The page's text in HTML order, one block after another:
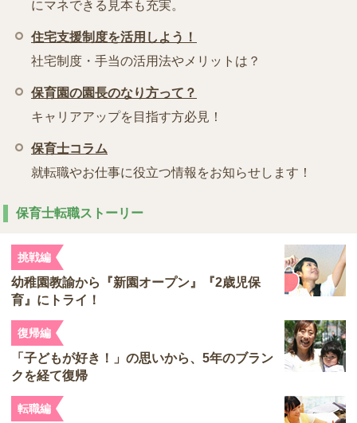
にマネできる見本も充実。
住宅支援制度を活用しよう！
社宅制度・手当の活用法やメリットは？
保育園の園長のなり方って？
キャリアアップを目指す方必見！
保育士コラム
就転職やお仕事に役立つ情報をお知らせします！
保育士転職ストーリー
挑戦編
幼稚園教諭から『新園オープン』『2歳児保
育』にトライ！
復帰編
「子どもが好き！」の思いから、5年のブラン
クを経て復帰
転職編